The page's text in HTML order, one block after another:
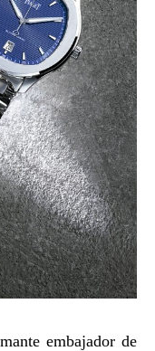
embajador de